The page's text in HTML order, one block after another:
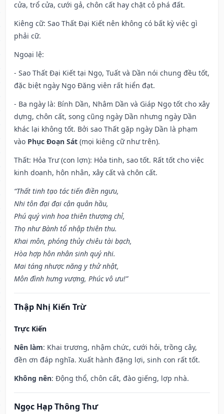
cửa, trổ cửa, cưới gả, chôn cất hay chặt cỏ phá đất.
Kiêng cữ: Sao Thất Đại Kiết nên không có bất kỳ việc gì
phải cữ.
Ngoại lệ:
- Sao Thất Đại Kiết tại Ngọ, Tuất và Dần nói chung đều tốt,
đặc biệt ngày Ngọ Đăng viên rất hiển đạt.
- Ba ngày là: Bính Dần, Nhâm Dần và Giáp Ngọ tốt cho xây
dựng, chôn cất, song cũng ngày Dần nhưng ngày Dần
khác lại không tốt. Bởi sao Thất gặp ngày Dần là phạm
vào Phục Đoạn Sát (mọi kiêng cữ như trên).
Thất: Hỏa Trư (con lợn): Hỏa tinh, sao tốt. Rất tốt cho việc
kinh doanh, hôn nhân, xây cất và chôn cất.
“Thất tinh tạo tác tiến điền ngưu,
Nhi tôn đại đại cận quân hầu,
Phú quý vinh hoa thiên thượng chỉ,
Thọ như Bành tổ nhập thiên thu.
Khai môn, phóng thủy chiêu tài bạch,
Hòa hợp hôn nhân sinh quý nhi.
Mai táng nhược năng y thử nhật,
Môn đình hưng vượng, Phúc vô ưu!”
Thập Nhị Kiến Trừ
Trực Kiến
Nên làm: Khai trương, nhậm chức, cưới hỏi, trồng cây,
đền ơn đáp nghĩa. Xuất hành đặng lợi, sinh con rất tốt.
Không nên: Động thổ, chôn cất, đào giếng, lợp nhà.
Ngọc Hạp Thông Thư